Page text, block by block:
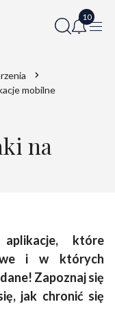
mobilne
na
które
i w których
Zapoznaj się
jak chronić się